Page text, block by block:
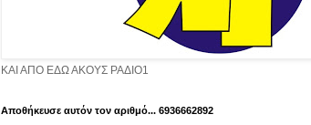
ΚΑΙ ΑΠΟ ΕΔΩ ΑΚΟΥΣ ΡΑΔΙΟ1
Aποθήκευσε αυτόν τον αριθμό... 6936662892